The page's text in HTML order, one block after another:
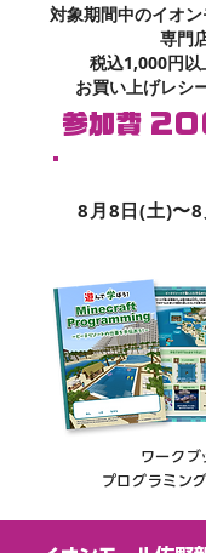
対象期間中のイオ
専門
税込1,000円
お買い上げレシ
参加費
8月8日(土)〜
ワークブ
プログラミン